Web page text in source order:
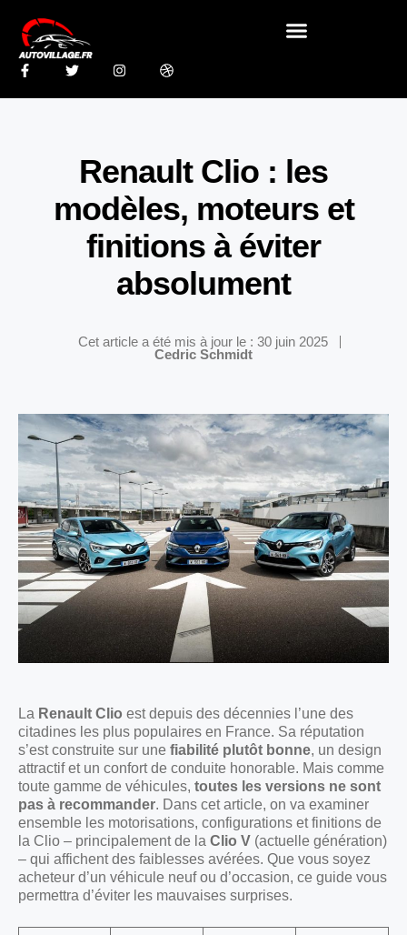
Renault Clio : les
modèles, moteurs et
finitions à éviter
absolument
Cet article a été mis à jour le : 30 juin 2025
Cedric Schmidt
La Renault Clio est depuis des décennies l’une des
citadines les plus populaires en France. Sa réputation
s’est construite sur une fiabilité plutôt bonne, un design
attractif et un confort de conduite honorable. Mais comme
toute gamme de véhicules, toutes les versions ne sont
pas à recommander. Dans cet article, on va examiner
ensemble les motorisations, configurations et finitions de
la Clio – principalement de la Clio V (actuelle génération)
– qui affichent des faiblesses avérées. Que vous soyez
acheteur d’un véhicule neuf ou d’occasion, ce guide vous
permettra d’éviter les mauvaises surprises.